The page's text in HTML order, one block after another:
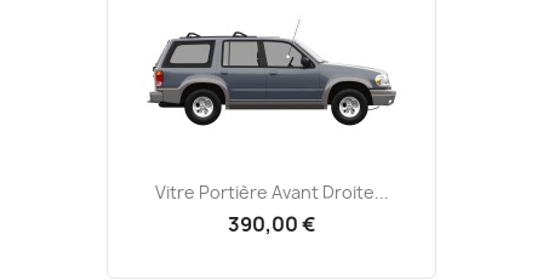
Vitre Portière Avant Droite...
390,00 €